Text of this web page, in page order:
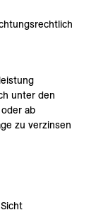
unter den
ab
zu verzinsen